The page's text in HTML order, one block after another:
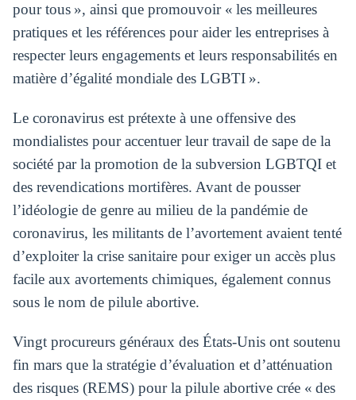
pour tous », ainsi que promouvoir « les meilleures
pratiques et les références pour aider les entreprises à
respecter leurs engagements et leurs responsabilités en
matière d’égalité mondiale des LGBTI ».
Le coronavirus est prétexte à une offensive des
mondialistes pour accentuer leur travail de sape de la
société par la promotion de la subversion LGBTQI et
des revendications mortifères. Avant de pousser
l’idéologie de genre au milieu de la pandémie de
coronavirus, les militants de l’avortement avaient tenté
d’exploiter la crise sanitaire pour exiger un accès plus
facile aux avortements chimiques, également connus
sous le nom de pilule abortive.
Vingt procureurs généraux des États-Unis ont soutenu
fin mars que la stratégie d’évaluation et d’atténuation
des risques (REMS) pour la pilule abortive crée « des